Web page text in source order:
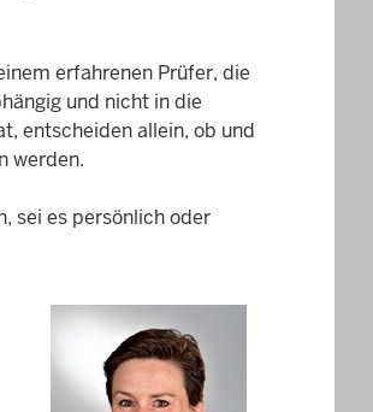
erfahrenen Prüfer, die
und nicht in die
entscheiden allein, ob und
werden.
sei es persönlich oder